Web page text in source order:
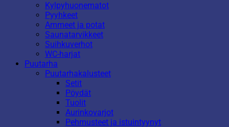
Kylpyhuonematot
Pyyhkeet
Ammeet ja potat
Saunatarvikkeet
Suihkuverhot
WC-harjat
Puutarha
Puutarhakalusteet
Setit
Pöydät
Tuolit
Aurinkovarjot
Pehmusteet ja istuintyynyt